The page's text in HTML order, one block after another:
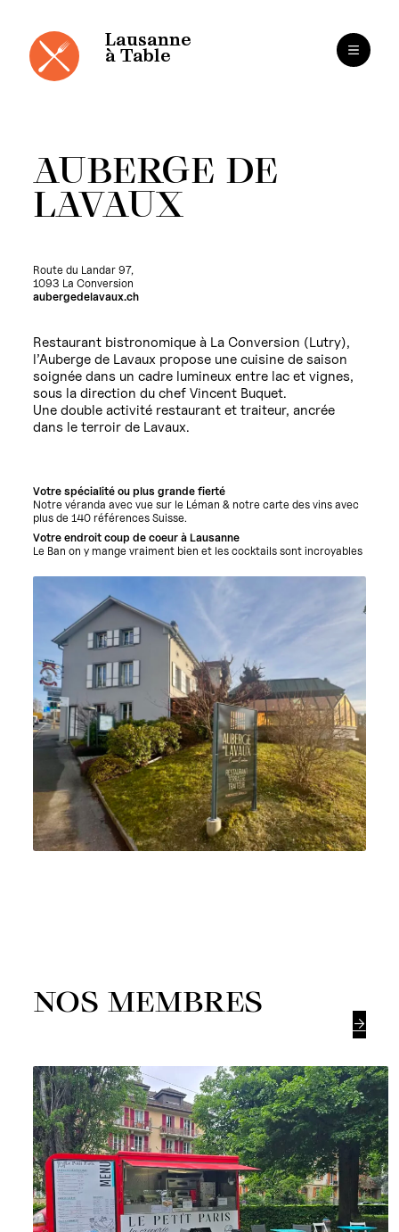
contenu
Lausanne
à Table
AUBERGE DE
LAVAUX
Route du Landar 97,
1093 La Conversion
aubergedelavaux.ch
Restaurant bistronomique à La Conversion (Lutry),
l’Auberge de Lavaux propose une cuisine de saison
soignée dans un cadre lumineux entre lac et vignes,
sous la direction du chef Vincent Buquet.
Une double activité restaurant et traiteur, ancrée
dans le terroir de Lavaux.
Votre spécialité ou plus grande fierté
Notre véranda avec vue sur le Léman & notre carte des vins avec
plus de 140 références Suisse.
Votre endroit coup de coeur à Lausanne
Le Ban on y mange vraiment bien et les cocktails sont incroyables
NOS MEMBRES
